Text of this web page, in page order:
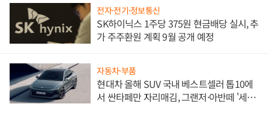
전자·전기·정보통신
SK하이닉스 1주당 375원 현금배당 실시, 추
가 주주환원 계획 9월 공개 예정
자동차·부품
현대차 올해 SUV 국내 베스트셀러 톱10에
서 싼타페만 자리매김, 그랜저·아반떼 '세단